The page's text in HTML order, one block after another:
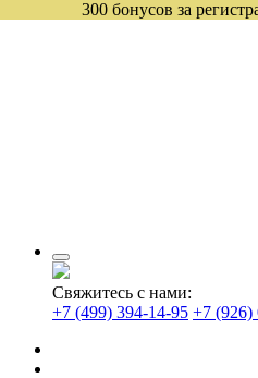
Свяжитесь с нами:
+7 (499) 394-14-95 +7 (926)
300 бонусов за